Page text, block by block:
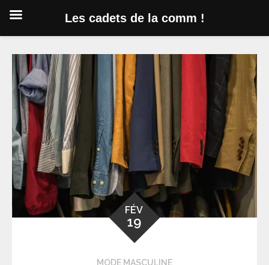
content
FÉV
19
MODE MASCULINE
Les cadets de la comm !